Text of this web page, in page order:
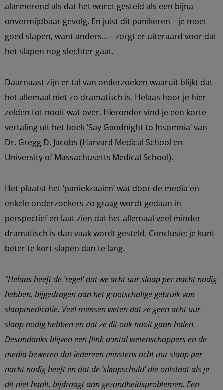
alarmerend als dat het wordt gesteld als een bijna
onvermijdbaar gevolg. En juist dit panikeren – je moet
goed slapen, want anders… – zorgt er uiteraard voor dat
het slapen nog slechter gaat.
Daarnaast zijn er tal van onderzoeken waaruit blijkt dat
het allemaal niet zo dramatisch is. Helaas hoor je hier
zelden tot nooit wat over. Hieronder vind je een korte
vertaling uit het boek ‘Say Goodnight to Insomnia’ van
Dr. Gregg D. Jacobs (Harvard Medical School en
University of Massachusetts Medical School).
Het plaatst het ‘paniekzaaien’ wat door de media en
enkele onderzoekers zo graag wordt gedaan in
perspectief en laat zien dat het allemaal veel minder
dramatisch is dan vaak wordt gesteld. Conclusie: je kunt
beter te kort slapen dan te lang.
“Helaas heeft de ‘regel’ dat we acht uur slaap per nacht nodig
hebben, bijgedragen aan het grootschalige gebruik van
slaapmedicatie. Veel mensen weten dat ze geen acht uur
slaap nodig hebben en dat ze dit ook nooit gaan halen.
Desondanks blijven een flink aantal wetenschappers en de
media beweren dat iedereen minstens acht uur slaap per
nacht nodig heeft en dat de ‘slaapschuld’ die ontstaat als je
dit niet haalt, bijdraagt aan gezondheidsproblemen. Een